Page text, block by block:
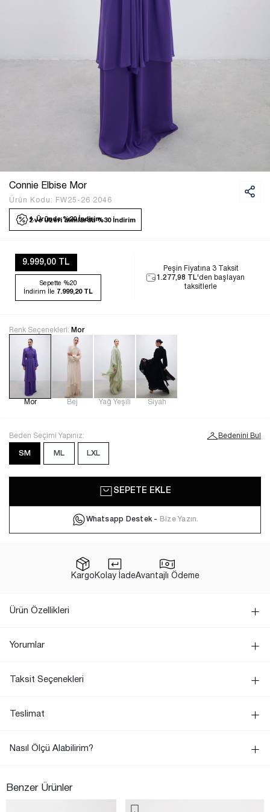
Connie Elbise Mor
Ürün Kodu: FW25-26 2046
1. Üründe %20 İndirim
2 ve Üzeri alımlarda %30 İndirim
9.999,00 TL
Sepette %20
İndirim İle 7.999,20 TL
Peşin Fiyatına 3 Taksit
1.277,98 TL'den başlayan
taksitlerle
Renk Seçenekleri: Mor
Mor Bej Yağ Yeşili Siyah
Beden Seçimi Yapınız: Bedenini Bul
SM ML LXL
SEPETE EKLE
Whatsapp Destek - Bize Yazın.
Kargo Kolay İadeAvantajlı Ödeme
Ürün Özellikleri
Yorumlar
Taksit Seçenekleri
Teslimat
Nasıl Ölçü Alabilirim?
Benzer Ürünler